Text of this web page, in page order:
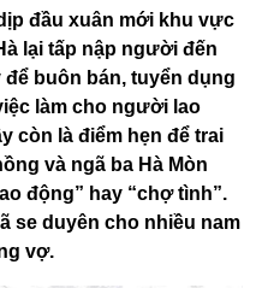
đầu xuân mới khu vực
lại tấp nập người đến
buôn bán, tuyển dụng
làm cho người lao
còn là điểm hẹn để trai
và ngã ba Hà Mòn
động” hay “chợ tình”.
se duyên cho nhiều nam
vợ.